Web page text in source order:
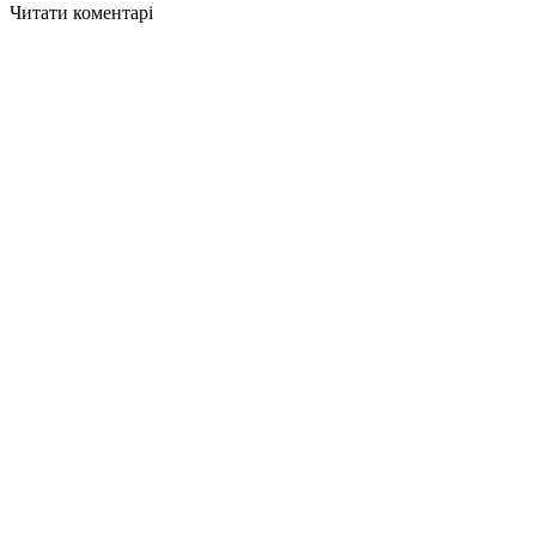
Читати коментарі